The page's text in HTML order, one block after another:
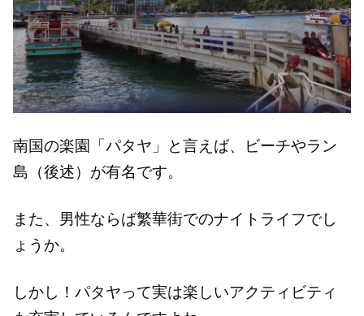
南国の楽園「パタヤ」と言えば、ビーチやラン
島（後述）が有名です。
また、男性ならば繁華街でのナイトライフでし
ょうか。
しかし！パタヤって実は楽しいアクティビティ